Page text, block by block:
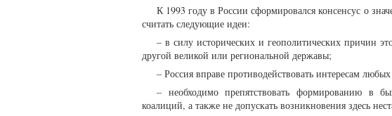
К 1993 году в России сформировался консенсус о
считать следующие идеи:
– в силу исторических и геополитических причин
другой великой или региональной державы;
– Россия вправе противодействовать интересам любых
– необходимо препятствовать формированию в
коалиций, а также не допускать возникновения здесь